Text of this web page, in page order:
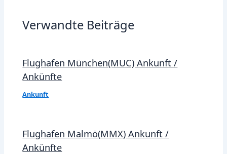
Verwandte Beiträge
Flughafen München(MUC) Ankunft /
Ankünfte
Ankunft
Flughafen Malmö(MMX) Ankunft /
Ankünfte